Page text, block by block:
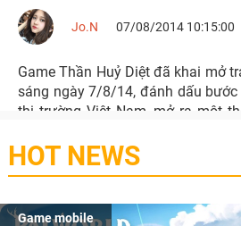
Jo.N 07/08/2014 10:15:00
Game Thần Huỷ Diệt đã khai mở
sáng ngày 7/8/14, đánh dấu
thị trường Việt Nam, mở ra một
HOT NEWS
Game mobile